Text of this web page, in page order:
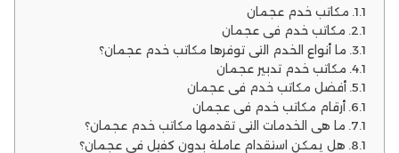
مكاتب خدم عجمان
مكاتب خدم في عجمان
ما أنواع الخدم التي توفرها مكاتب خدم عجمان؟
مكاتب خدم تدبير عجمان
أفضل مكاتب خدم في عجمان
أرقام مكاتب خدم في عجمان
ما هي الخدمات التي تقدمها مكاتب خدم عجمان؟
هل يمكن استقدام عاملة بدون كفيل في عجمان؟